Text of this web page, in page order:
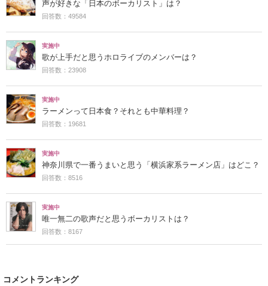
声が好きな「日本のボーカリスト」は？
回答数：49584
実施中
歌が上手だと思うホロライブのメンバーは？
回答数：23908
実施中
ラーメンって日本食？それとも中華料理？
回答数：19681
実施中
神奈川県で一番うまいと思う「横浜家系ラーメン店」はどこ？
回答数：8516
実施中
唯一無二の歌声だと思うボーカリストは？
回答数：8167
コメントランキング